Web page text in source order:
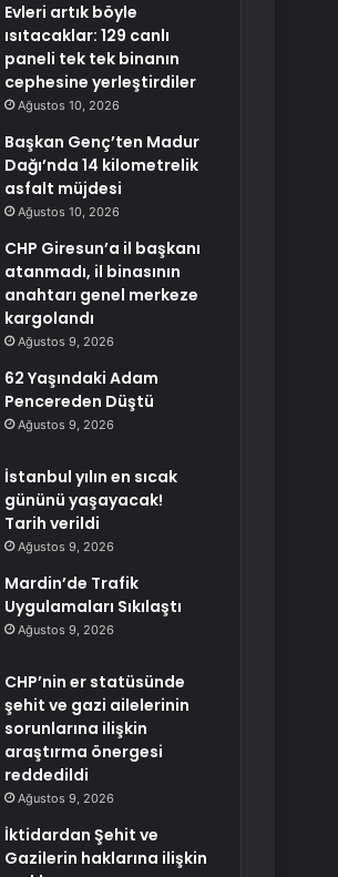
Evleri artık böyle
ısıtacaklar: 129 canlı
paneli tek tek binanın
cephesine yerleştirdiler
Ağustos 10, 2026
Başkan Genç’ten Madur
Dağı’nda 14 kilometrelik
asfalt müjdesi
Ağustos 10, 2026
CHP Giresun’a il başkanı
atanmadı, il binasının
anahtarı genel merkeze
kargolandı
Ağustos 9, 2026
62 Yaşındaki Adam
Pencereden Düştü
Ağustos 9, 2026
İstanbul yılın en sıcak
gününü yaşayacak!
Tarih verildi
Ağustos 9, 2026
Mardin’de Trafik
Uygulamaları Sıkılaştı
Ağustos 9, 2026
CHP’nin er statüsünde
şehit ve gazi ailelerinin
sorunlarına ilişkin
araştırma önergesi
reddedildi
Ağustos 9, 2026
İktidardan Şehit ve
Gazilerin haklarına ilişkin